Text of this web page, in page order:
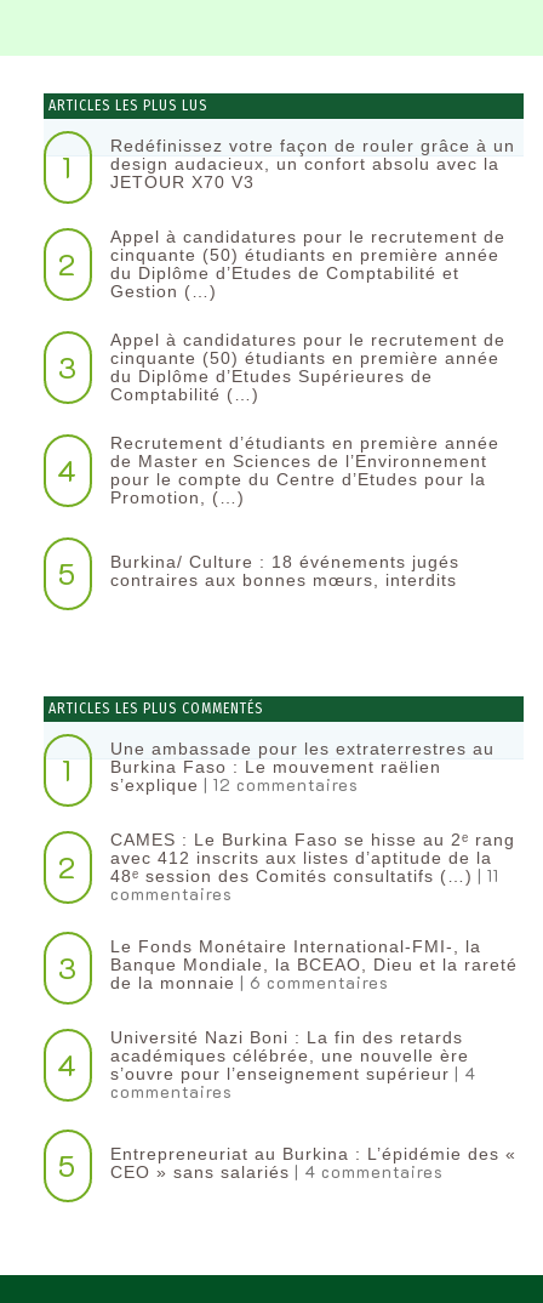
ARTICLES LES PLUS LUS
1
Redéfinissez votre façon de rouler grâce à un
design audacieux, un confort absolu avec la
JETOUR X70 V3
2
Appel à candidatures pour le recrutement de
cinquante (50) étudiants en première année
du Diplôme d’Etudes de Comptabilité et
Gestion (…)
3
Appel à candidatures pour le recrutement de
cinquante (50) étudiants en première année
du Diplôme d’Etudes Supérieures de
Comptabilité (…)
4
Recrutement d’étudiants en première année
de Master en Sciences de l’Environnement
pour le compte du Centre d’Etudes pour la
Promotion, (…)
5
Burkina/ Culture : 18 événements jugés
contraires aux bonnes mœurs, interdits
ARTICLES LES PLUS COMMENTÉS
1
Une ambassade pour les extraterrestres au
Burkina Faso : Le mouvement raëlien
s’explique | 12 commentaires
2
CAMES : Le Burkina Faso se hisse au 2ᵉ rang
avec 412 inscrits aux listes d’aptitude de la
48ᵉ session des Comités consultatifs (…) | 11
commentaires
3
Le Fonds Monétaire International-FMI-, la
Banque Mondiale, la BCEAO, Dieu et la rareté
de la monnaie | 6 commentaires
4
Université Nazi Boni : La fin des retards
académiques célébrée, une nouvelle ère
s’ouvre pour l’enseignement supérieur | 4
commentaires
5
Entrepreneuriat au Burkina : L’épidémie des «
CEO » sans salariés | 4 commentaires